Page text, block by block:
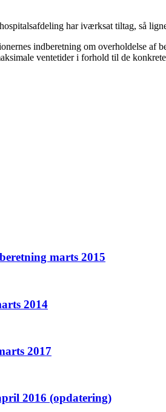
har iværksat tiltag, så
indberetning om overholdelse af
ventetider i forhold til de
marts 2015
2014
2017
2016 (opdatering)